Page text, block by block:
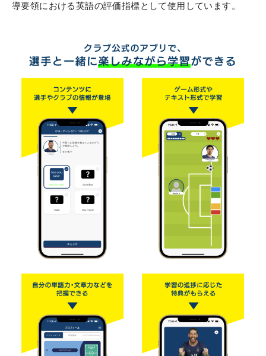
導要領における英語の評価指標として使用しています。